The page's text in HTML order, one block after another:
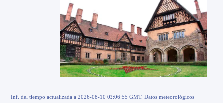
Inf. del tiempo actualizada a 2026-08-10 02:06:55 GMT. Datos meteorológicos